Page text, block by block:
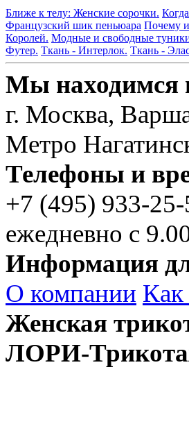
Ближе к телу: Женские сорочки.
Французский шик пеньюара Почему
Королей. Модные и свободные
Футер. Ткань - Интерлок. Ткань -
Мы находимся
г. Москва,
Метро
Телефоны и
+7 (495) 933-25-
ежедневно с
Информация
О компании Как
Женская
ЛОРИ-